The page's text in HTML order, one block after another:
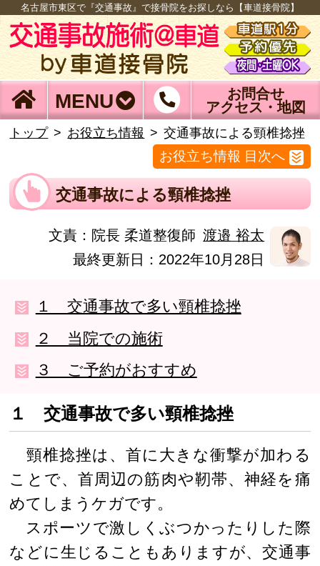
名古屋市東区で『交通事故』で接骨院をお探しなら【車道接骨院】
MENU
お問合せ
アクセス・地図
トップ お役立ち情報 交通事故による頸椎捻挫
お役立ち情報 目次へ
交通事故による頸椎捻挫
文責： 院長 柔道整復師 渡邉 裕太
最終更新日：2022年10月28日
１ 交通事故で多い頸椎捻挫
２ 当院での施術
３ ご予約がおすすめ
１ 交通事故で多い頸椎捻挫
頸椎捻挫は、首に大きな衝撃が加わる
ことで、首周辺の筋肉や靭帯、神経を痛
めてしまうケガです。
スポーツで激しくぶつかったりした際
などに生じることもありますが、交通事